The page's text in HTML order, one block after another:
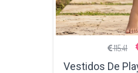
115.41
Vestidos De